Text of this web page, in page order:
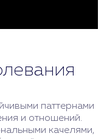
паттернами
и отношений.
качелями,